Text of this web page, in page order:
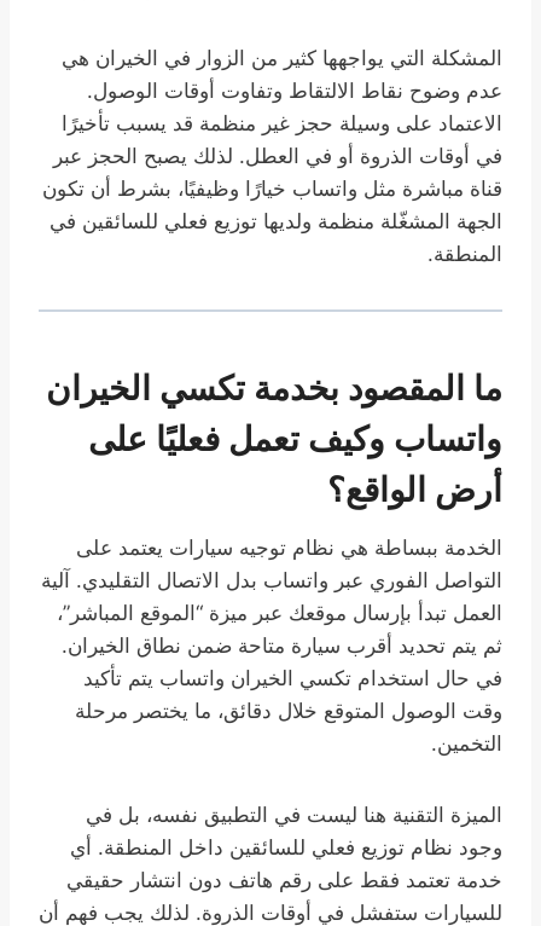
المشكلة التي يواجهها كثير من الزوار في الخيران هي
عدم وضوح نقاط الالتقاط وتفاوت أوقات الوصول.
الاعتماد على وسيلة حجز غير منظمة قد يسبب تأخيرًا
في أوقات الذروة أو في العطل. لذلك يصبح الحجز عبر
قناة مباشرة مثل واتساب خيارًا وظيفيًا، بشرط أن تكون
الجهة المشغّلة منظمة ولديها توزيع فعلي للسائقين في
المنطقة.
ما المقصود بخدمة تكسي الخيران
واتساب وكيف تعمل فعليًا على
أرض الواقع؟
الخدمة ببساطة هي نظام توجيه سيارات يعتمد على
التواصل الفوري عبر واتساب بدل الاتصال التقليدي. آلية
العمل تبدأ بإرسال موقعك عبر ميزة “الموقع المباشر”،
ثم يتم تحديد أقرب سيارة متاحة ضمن نطاق الخيران.
في حال استخدام تكسي الخيران واتساب يتم تأكيد
وقت الوصول المتوقع خلال دقائق، ما يختصر مرحلة
التخمين.
الميزة التقنية هنا ليست في التطبيق نفسه، بل في
وجود نظام توزيع فعلي للسائقين داخل المنطقة. أي
خدمة تعتمد فقط على رقم هاتف دون انتشار حقيقي
للسيارات ستفشل في أوقات الذروة. لذلك يجب فهم أن